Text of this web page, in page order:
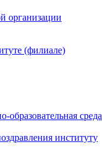
организации
(филиале)
среда
институту